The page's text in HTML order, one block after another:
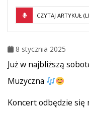
CZYTAJ ARTYKUŁ
8 stycznia 2025
Już w najbliższą
Muzyczna
Koncert odbędzie się